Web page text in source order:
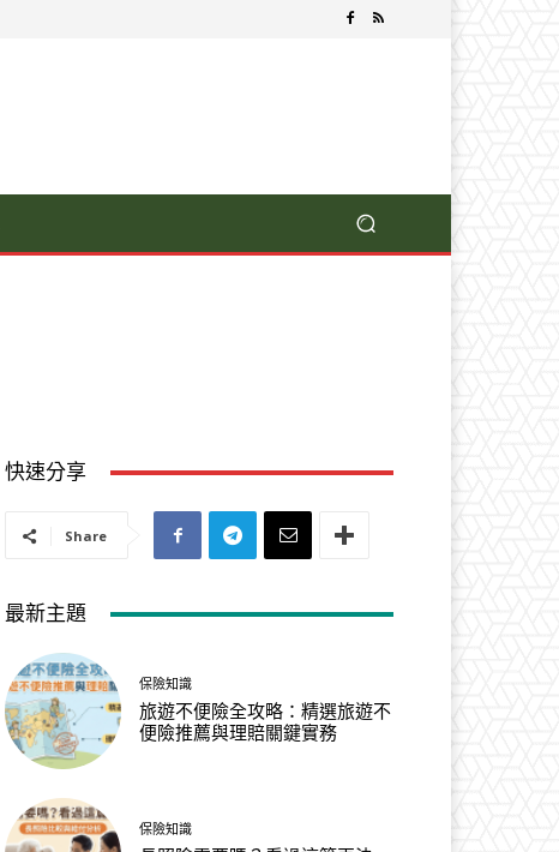
快速分享
Share
最新主題
保險知識
旅遊不便險全攻略：精選旅遊不
便險推薦與理賠關鍵實務
保險知識